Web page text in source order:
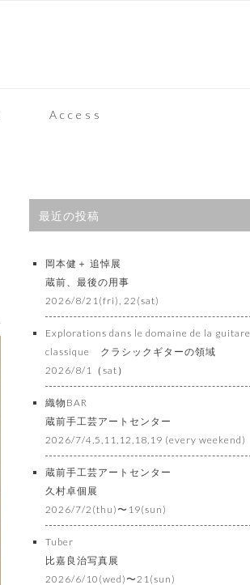
Access
最近の投稿
岡本健＋ 追悼展
蔵前、最後の用事
2026/8/21(fri), 22(sat)
Explorations dans le domaine de la guitare
classique クラシックギターの領域
2026/8/1（sat）
織物BAR
蔵前手工芸アートセンター
2026/7/4,5,11,12,18,19 (every weekend)
蔵前手工芸アートセンター
久村卓個展
2026/7/2(thu)〜19(sun)
Tuber
比嘉良治写真展
2026/6/10(wed)〜21(sun)